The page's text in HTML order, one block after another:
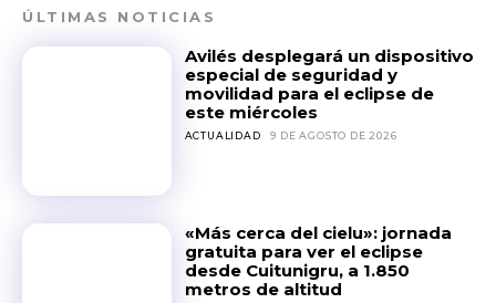
ÚLTIMAS NOTICIAS
Avilés desplegará un dispositivo
especial de seguridad y
movilidad para el eclipse de
este miércoles
ACTUALIDAD 9 DE AGOSTO DE 2026
«Más cerca del cielu»: jornada
gratuita para ver el eclipse
desde Cuitunigru, a 1.850
metros de altitud